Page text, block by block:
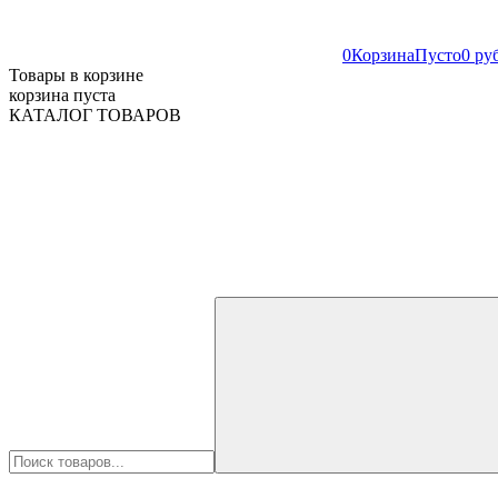
0КорзинаПусто0
Товары в корзине
корзина пуста
КАТАЛОГ ТОВАРОВ